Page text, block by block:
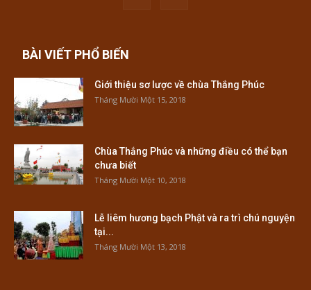
BÀI VIẾT PHỔ BIẾN
Giới thiệu sơ lược về chùa Thắng Phúc
Tháng Mười Một 15, 2018
Chùa Thắng Phúc và những điều có thể bạn
chưa biết
Tháng Mười Một 10, 2018
Lễ liêm hương bạch Phật và ra trì chú nguyện
tại...
Tháng Mười Một 13, 2018